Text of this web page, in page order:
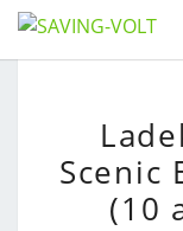
Skip
to
Scenic
(10